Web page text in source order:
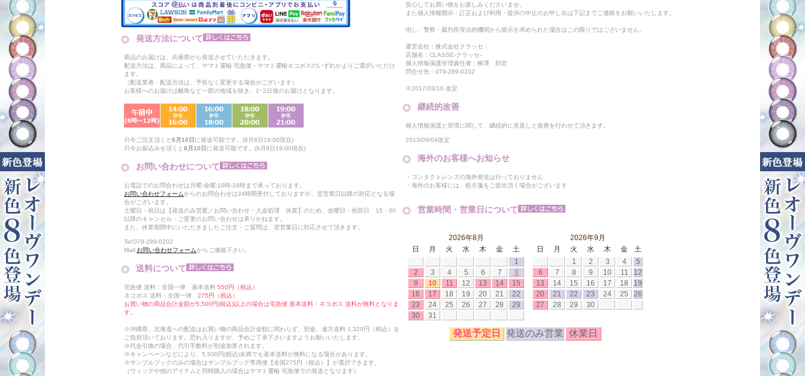
発送方法について
商品のお届けは、兵庫県から発送させていただきます。
配送方法は、商品によって、ヤマト運輸 宅急便・ヤマト運輸ネコポスのいずれかよりご選択いただけ
ます。
（配送業者・配送方法は、予告なく変更する場合がございます）
お客様へのお届けは離島など一部の地域を除き、1~2日後のお届けとなります。
只今ご注文頂くと8月10日 に発送可能です。(8月8日19:00現在)
只今お振込みを頂くと8月10日 に発送可能です。(8月8日19:00現在)
お問い合わせについて
お電話でのお問合わせは月曜-金曜:10時-16時まで承っております。
お問い合わせフォームからのお問合わせは24時間受付しておりますが、翌営業日以降の対応となる場
合がございます。
土曜日・祝日は【発送のみ営業／お問い合わせ・入金処理 休業】のため、金曜日・祝前日 15：00
以降のキャンセル・ご変更のお問い合わせは承りかねます。
また、休業期間中にいただきましたご注文・ご質問は、翌営業日に対応させて頂きます。
Tel:079-289-0202
Mail:お問い合わせフォームからご連絡下さい。
送料について
宅急便 送料：全国一律 基本送料 550円（税込）
ネコポス 送料：全国一律 275円（税込）
お買い物の商品合計金額が5,500円(税込)以上の場合は宅急便 基本送料・ネコポス 送料が無料となりま
す。
※沖縄県、北海道への配送はお買い物の商品合計金額に関わらず、別途、遠方送料 1,320円（税込）を
ご負担頂いております。恐れ入りますが、予めご了承下さいますようお願いいたします。
※代金引換の場合、代引手数料が別途加算されます。
※キャンペーンなどにより、5,500円(税込)未満でも基本送料が無料になる場合があります。
※サンプルブックのみの場合はサンプルブック専用便【全国275円（税込）】が選択できます。
（ウィッグや他のアイテムと同時購入の場合はヤマト運輸 宅急便での発送となります）
安心してお買い物をお楽しみくださいませ。
また個人情報開示・訂正および利用・提供の中止のお申し出は下記までご連絡をお願いいたします。
但し、警察・裁判所等法的機関から提示を求められた場合はこの限りではございません。
運営会社：株式会社クラッセ：
店舗名：CLASSE-クラッセ-
個人情報保護管理責任者：柳澤 到宏
問合せ先：079-289-0202
※2017/03/16 改定
継続的改善
個人情報保護と管理に関して、継続的に見直しと改善を行わせて頂きます。
2013/09/04改定
海外のお客様へお知らせ
・コンタクトレンズの海外発送は行っておりません
・海外のお客様には、処方箋をご提出頂く場合がございます
営業時間・営業日について
2026年8月
日
月 火 水 木 金
土
1
2
3 4 5 6 7
8
9
10 11 12 13 14
15
16
17 18 19 20 21
22
23
24 25 26 27 28
29
30
31
2026年9月
日
月 火 水 木 金
土
1
2 3 4
5
6
7 8 9 10 11
12
13
14 15 16 17 18
19
20
21 22 23 24 25
26
27
28 29 30
発送予定日 発送のみ営業 休業日